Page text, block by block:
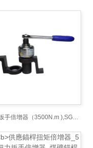
扭力扳手倍增器（3500N.m ),SGBZQ-35扭力倍增器塔吊上拆螺絲用的